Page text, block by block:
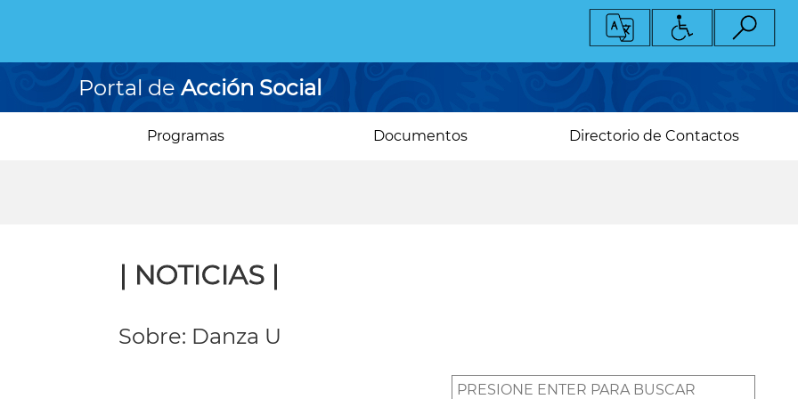
Portal de Acción Social
Programas Documentos Directorio de Contactos
| NOTICIAS |
Sobre: Danza U